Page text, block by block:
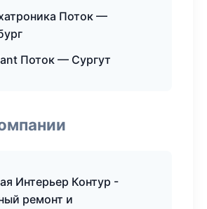
Поток —
Поток — Сургут
Интерьер Контур -
ремонт и